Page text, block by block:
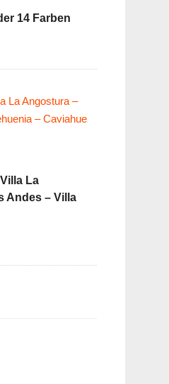
14 Farben
La
Andes – Villa